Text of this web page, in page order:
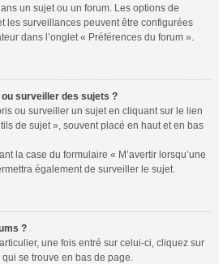
un sujet ou un forum. Les options de
les surveillances peuvent être configurées
dans l’onglet « Préférences du forum ».
surveiller des sujets ?
ou surveiller un sujet en cliquant sur le lien
de sujet », souvent placé en haut et en bas
la case du formulaire « M’avertir lorsqu’une
également de surveiller le sujet.
?
une fois entré sur celui-ci, cliquez sur
se trouve en bas de page.